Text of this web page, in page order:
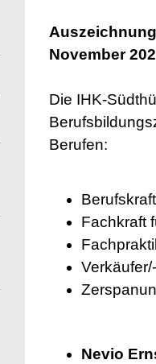
November
Die IHK-
Berufen:
Fachkraft
Nevio